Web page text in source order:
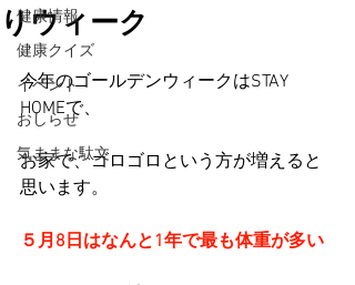
健康情報
健康クイズ
イベント
おしらせ
気ままな駄文
りウィーク
今年のゴールデンウィークはSTAY
HOMEで、
お家で、ゴロゴロという方が増えると
思います。
５月8日はなんと1年で最も体重が多い